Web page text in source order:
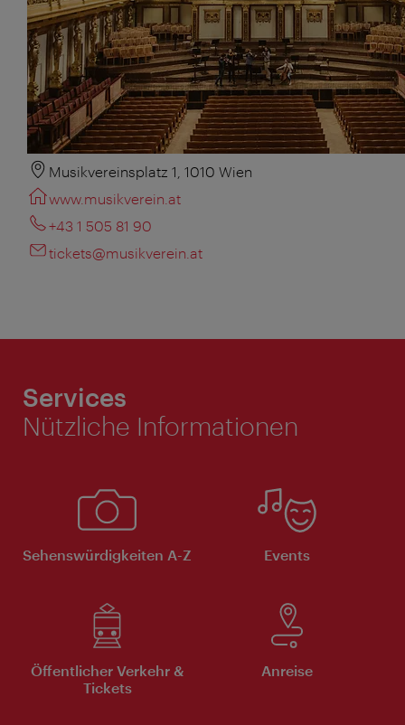
Musikvereinsplatz 1, 1010 Wien
www.musikverein.at
+43 1 505 81 90
tickets@musikverein.at
Services
Nützliche Informationen
Sehenswürdigkeiten A-Z Events
Öffentlicher Verkehr &
Tickets
Anreise